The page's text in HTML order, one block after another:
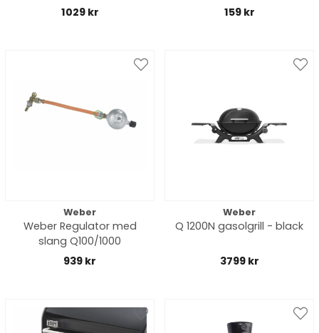
1029 kr
159 kr
Weber
Weber Regulator med
slang Q100/1000
939 kr
Weber
Q 1200N gasolgrill - black
3799 kr